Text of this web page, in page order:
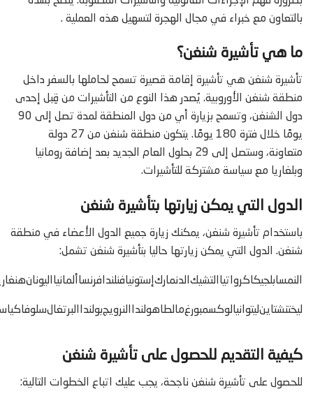
بالتعاون مع خبراء في مجال الهجرة لتسهيل هذه العملية .
ما هي تأشيرة شنغن؟
تأشيرة شنغن هي تأشيرة إقامة قصيرة تسمح لحاملها بالسفر داخل
منطقة شنغن الأوروبية. يُصدر هذا النوع من التأشيرات من قِبل إحدى
دول الشنغن، وتسمح بزيارة أي من دول المنطقة لمدة تصل إلى 90
يومًا خلال فترة 180 يومًا. يتكون منطقة شنغن من 27 دولة
متعاونة، وستصل إلى 29 بحلول العام الجديد بعد إضافة رومانيا
وبلغاريا مع سياسة مشتركة للتأشيرات.
الدول التي يمكن زيارتها بتأشيرة شنغن
باستخدام تأشيرة شنغن، يمكنك زيارة جميع الدول الأعضاء في منطقة
شنغن. الدول التي يمكن زيارتها حاليا بتأشيرة شنغن تشمل:
النمسابلجيكاكرواتيا التشيك الدنمارك إستونيافنلندا فرنسا ألمانيا اليونان
ليختنشتاينليتوانيالوكسمبورغمالطاهولندا النرويجبولندا البرتغالسلوفاكيا
كيفية التقديم للحصول على تأشيرة شنغن
للحصول على تأشيرة شنغن ناجحة، يجب عليك اتباع الخطوات التالية: